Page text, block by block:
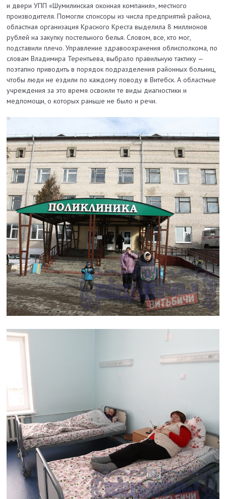
и двери УПП «Шумилинская оконная компания», местного
производителя. Помогли спонсоры из числа предприятий района,
областная организация Красного Креста выделила 8 миллионов
рублей на закупку постельного белья. Словом, все, кто мог,
подставили плечо. Управление здравоохранения облисполкома, по
словам Владимира Терентьева, выбрало правильную тактику —
поэтапно приводить в порядок подразделения районных больниц,
чтобы люди не ездили по каждому поводу в Витебск. А областные
учреждения за это время освоили те виды диагностики и
медпомощи, о которых раньше не было и речи.